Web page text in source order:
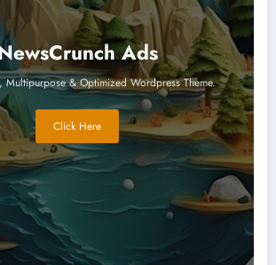
Ads
Multipurpose & Optimized Wordpress Theme.
Click Here